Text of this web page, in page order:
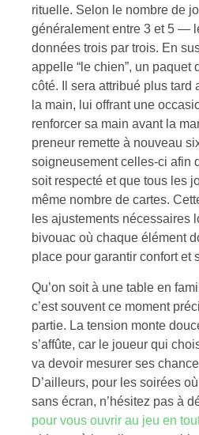
rituelle. Selon le nombre de
généralement entre 3 et 5 —
données trois par trois. En
appelle “le chien”, un paquet
côté. Il sera attribué plus tard
la main, lui offrant une
renforcer sa main avant la
preneur remette à nouveau
soigneusement celles-ci afin
soit respecté et que tous les
même nombre de cartes.
les ajustements nécessaires
bivouac où chaque élément
place pour garantir confort et
Qu’on soit à une table en
c’est souvent ce moment
partie. La tension monte
s’affûte, car le joueur qui
va devoir mesurer ses
D’ailleurs, pour les soirées
sans écran, n’hésitez pas à
pour vous ouvrir au jeu en